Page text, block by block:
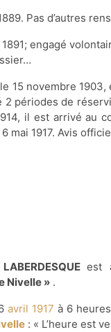
Pas d’autres
engagé
15 novembre
périodes de
il est arrivé au
mai 1917. Avis
est
Nivelle » .
avril 1917 à 6
: « L’heure est